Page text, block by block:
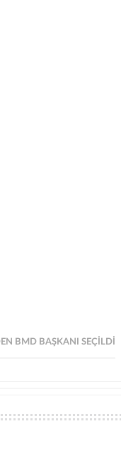
Rebul)
BMD BAŞKANI SEÇILDI